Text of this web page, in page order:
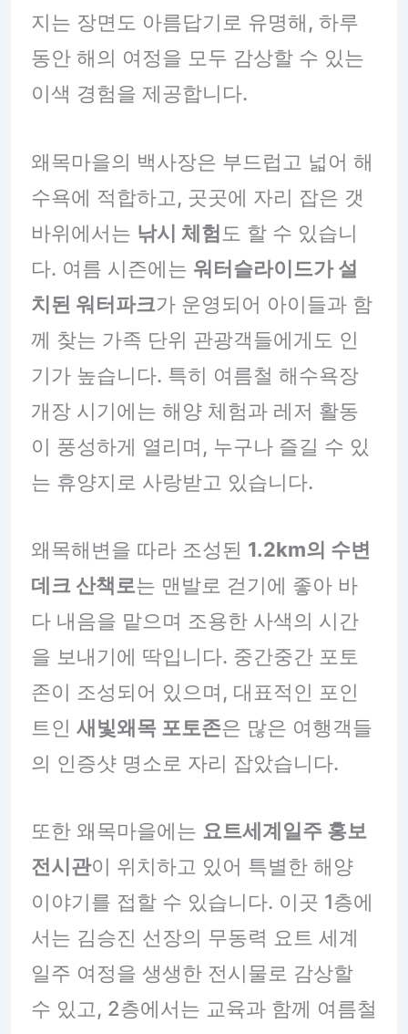
지는 장면도 아름답기로 유명해, 하루
동안 해의 여정을 모두 감상할 수 있는
이색 경험을 제공합니다.
왜목마을의 백사장은 부드럽고 넓어 해
수욕에 적합하고, 곳곳에 자리 잡은 갯
바위에서는 낚시 체험 도 할 수 있습니
다. 여름 시즌에는 워터슬라이드가 설
치된 워터파크가 운영되어 아이들과 함
께 찾는 가족 단위 관광객들에게도 인
기가 높습니다. 특히 여름철 해수욕장
개장 시기에는 해양 체험과 레저 활동
이 풍성하게 열리며, 누구나 즐길 수 있
는 휴양지로 사랑받고 있습니다.
왜목해변을 따라 조성된 1.2km의 수변
데크 산책로는 맨발로 걷기에 좋아 바
다 내음을 맡으며 조용한 사색의 시간
을 보내기에 딱입니다. 중간중간 포토
존이 조성되어 있으며, 대표적인 포인
트인 새빛왜목 포토존은 많은 여행객들
의 인증샷 명소로 자리 잡았습니다.
또한 왜목마을에는 요트세계일주 홍보
전시관이 위치하고 있어 특별한 해양
이야기를 접할 수 있습니다. 이곳 1층에
서는 김승진 선장의 무동력 요트 세계
일주 여정을 생생한 전시물로 감상할
수 있고, 2층에서는 교육과 함께 여름철